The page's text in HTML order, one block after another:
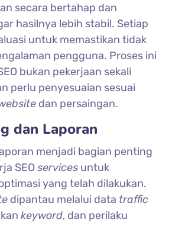
secara bertahap dan
hasilnya lebih stabil. Setiap
untuk memastikan tidak
pengguna. Proses ini
bukan pekerjaan sekali
perlu penyesuaian sesuai
dan persaingan.
dan Laporan
menjadi bagian penting
SEOservices untuk
yang telah dilakukan.
dipantau melalui data traffic
keyword, dan perilaku